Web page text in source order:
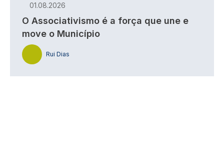
01.08.2026
O Associativismo é a força que une e
move o Município
Rui Dias